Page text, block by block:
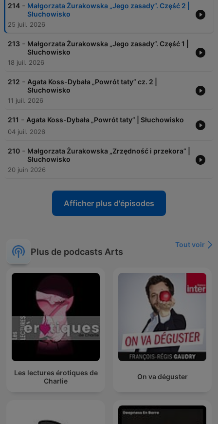
214 - Małgorzata Żurakowska „Jego zasady”. Część 2 |
Słuchowisko
25 juil. 2026
213 - Małgorzata Żurakowska „Jego zasady”. Część 1 |
Słuchowisko
18 juil. 2026
212 - Agata Koss-Dybała „Powrót taty” cz. 2 |
Słuchowisko
11 juil. 2026
211 - Agata Koss-Dybała „Powrót taty” | Słuchowisko
04 juil. 2026
210 - Małgorzata Żurakowska „Zrzędność i przekora” |
Słuchowisko
20 juin 2026
Afficher plus d'épisodes
Plus de podcasts Arts
Tout voir
Les lectures érotiques de
Charlie
On va déguster